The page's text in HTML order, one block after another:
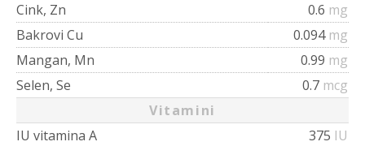
Cink, Zn
0.6 mg
Bakrovi Cu
0.094 mg
Mangan, Mn
0.99 mg
Selen, Se
0.7 mcg
Vitamini
IU vitamina A
375 IU